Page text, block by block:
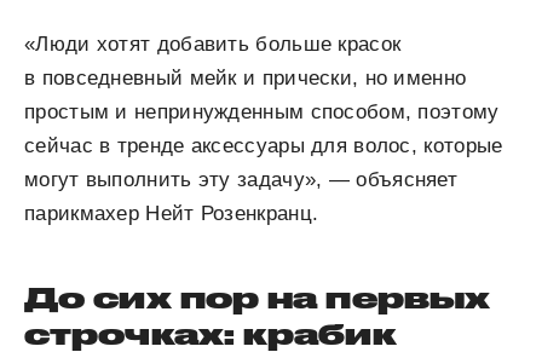
«Люди хотят добавить больше красок
в повседневный мейк и прически, но именно
простым и непринужденным способом, поэтому
сейчас в тренде аксессуары для волос, которые
могут выполнить эту задачу», — объясняет
парикмахер Нейт Розенкранц.
До сих пор на первых
строчках: крабик